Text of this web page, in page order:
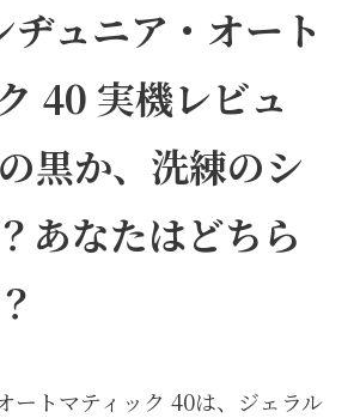
ュニア・オート
40 実機レビュ
黒か、洗練のシ
あなたはどちら
ートマティック 40は、ジェラル